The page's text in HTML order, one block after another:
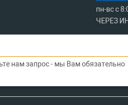
пн-вс с
ЧЕРЕЗ
нам запрос - мы Вам обязательно